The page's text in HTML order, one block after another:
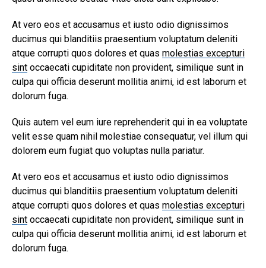
At vero eos et accusamus et iusto odio dignissimos
ducimus qui blanditiis praesentium voluptatum deleniti
atque corrupti quos dolores et quas molestias excepturi
sint occaecati cupiditate non provident, similique sunt in
culpa qui officia deserunt mollitia animi, id est laborum et
dolorum fuga.
Quis autem vel eum iure reprehenderit qui in ea voluptate
velit esse quam nihil molestiae consequatur, vel illum qui
dolorem eum fugiat quo voluptas nulla pariatur.
At vero eos et accusamus et iusto odio dignissimos
ducimus qui blanditiis praesentium voluptatum deleniti
atque corrupti quos dolores et quas molestias excepturi
sint occaecati cupiditate non provident, similique sunt in
culpa qui officia deserunt mollitia animi, id est laborum et
dolorum fuga.